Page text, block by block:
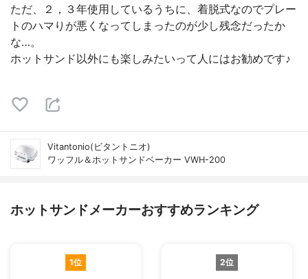
ただ、２，３年使用しているうちに、着脱式なのでプレー
トのハマりが悪くなってしまったのが少し残念だったか
な…。
ホットサンド以外にも楽しみたいって人にはお勧めです♪
Vitantonio(ビタントニオ)
ワッフル＆ホットサンドベーカー VWH-200
ホットサンドメーカーおすすめランキング
1位 2位